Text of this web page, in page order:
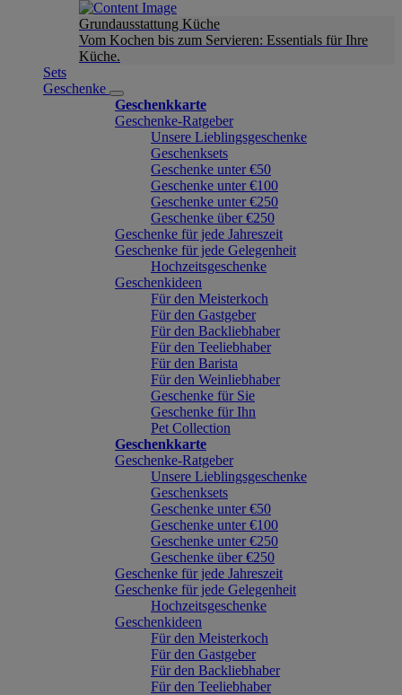
Grundausstattung Küche
Vom Kochen bis zum Servieren: Essentials für Ihre
Küche.
Sets
Geschenke
Geschenkkarte
Geschenke-Ratgeber
Unsere Lieblingsgeschenke
Geschenksets
Geschenke unter €50
Geschenke unter €100
Geschenke unter €250
Geschenke über €250
Geschenke für jede Jahreszeit
Geschenke für jede Gelegenheit
Hochzeitsgeschenke
Geschenkideen
Für den Meisterkoch
Für den Gastgeber
Für den Backliebhaber
Für den Teeliebhaber
Für den Barista
Für den Weinliebhaber
Geschenke für Sie
Geschenke für Ihn
Pet Collection
Geschenkkarte
Geschenke-Ratgeber
Unsere Lieblingsgeschenke
Geschenksets
Geschenke unter €50
Geschenke unter €100
Geschenke unter €250
Geschenke über €250
Geschenke für jede Jahreszeit
Geschenke für jede Gelegenheit
Hochzeitsgeschenke
Geschenkideen
Für den Meisterkoch
Für den Gastgeber
Für den Backliebhaber
Für den Teeliebhaber